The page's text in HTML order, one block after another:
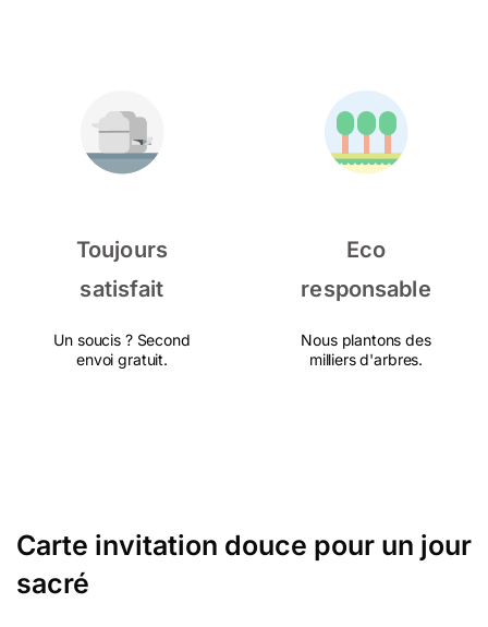
Toujours
satisfait
Un soucis ? Second
envoi gratuit.
Eco
responsable
Nous plantons des
milliers d'arbres.
Carte invitation douce pour un jour
sacré